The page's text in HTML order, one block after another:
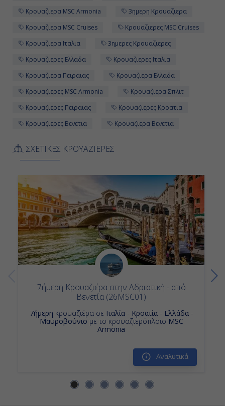
Κρουαζιερα MSC Armonia
3ημερη Κρουαζιερα
Κρουαζιερα MSC Cruises
Κρουαζιερες MSC Cruises
Κρουαζιερα Ιταλια
3ημερες Κρουαζιερες
Κρουαζιερες Ελλαδα
Κρουαζιερες Ιταλια
Κρουαζιερα Πειραιας
Κρουαζιερα Ελλαδα
Κρουαζιερες MSC Armonia
Κρουαζιερα Σπλιτ
Κρουαζιερες Πειραιας
Κρουαζιερες Κροατια
Κρουαζιερες Βενετια
Κρουαζιερα Βενετια
ΣΧΕΤΙΚΕΣ ΚΡΟΥΑΖΙΕΡΕΣ
7ήμερη Κρουαζιέρα στην Αδριατική - από
Βενετία (26MSC01)
7ήμερη κρουαζιέρα σε Ιταλία - Κροατία - Ελλάδα -
Μαυροβούνιο με το κρουαζιερόπλοιο MSC
Armonia
Αναλυτικά